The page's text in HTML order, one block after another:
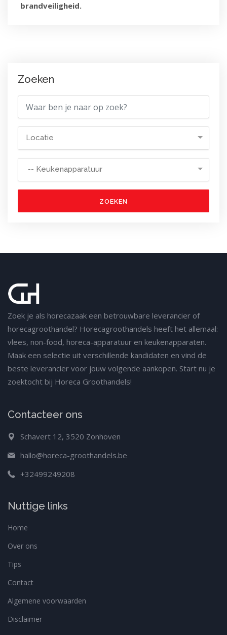
brandveiligheid.
Zoeken
Locatie
-- Keukenapparatuur
ZOEKEN
Zoek je als horecazaak een betrouwbare leverancier of
horecagroothandel? Horecagroothandels heeft het allemaal:
vlees, non-food, horeca-apparatuur en keukenapparaten.
Maak een selectie uit verschillende kandidaten en vind de
beste leverancier voor jouw volgende aankopen. Start nu je
zoektocht bij Horeca Groothandels!
Contacteer ons
Schavert 12, 3520 Zonhoven
hallo@horeca-groothandels.be
+32499249208
Nuttige links
Home
Over ons
Tips
Contact
Algemene voorwaarden
Disclaimer